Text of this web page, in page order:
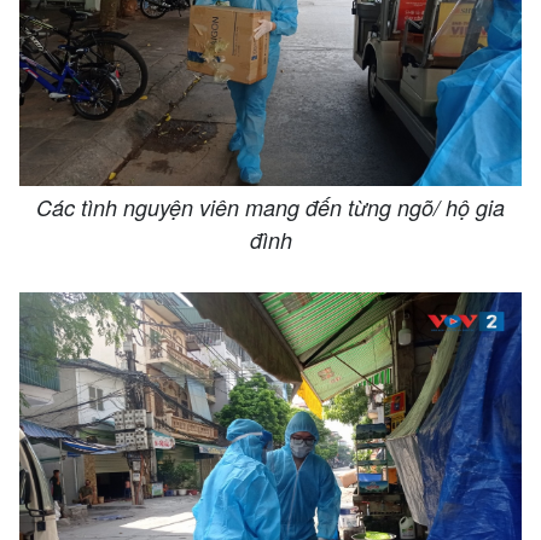
Các tình nguyện viên mang đến từng ngõ/ hộ gia
đình